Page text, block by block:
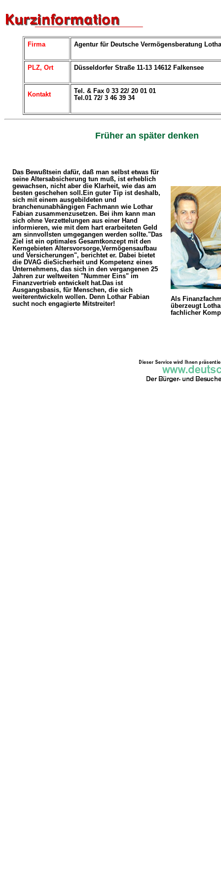
Firma Agentur für Deutsche Vermögensberatung
PLZ, Ort Düsseldorfer Straße 11-13 14612 Falkensee
Kontakt
Tel. & Fax 0 33 22/ 20 01 01
Tel.01 72/ 3 46 39 34
Früher an später denken
Das Bewußtsein dafür, daß man selbst etwas für
seine Altersabsicherung tun muß, ist erheblich
gewachsen, nicht aber die Klarheit, wie das am
besten geschehen soll.Ein guter Tip ist deshalb,
sich mit einem ausgebildeten und
branchenunabhängigen Fachmann wie Lothar
Fabian zusammenzusetzen. Bei ihm kann man
sich ohne Verzettelungen aus einer Hand
informieren, wie mit dem hart erarbeiteten Geld
am sinnvollsten umgegangen werden sollte."Das
Ziel ist ein optimales Gesamtkonzept mit den
Kerngebieten Altersvorsorge,Vermögensaufbau
und Versicherungen", berichtet er. Dabei bietet
die DVAG dieSicherheit und Kompetenz eines
Unternehmens, das sich in den vergangenen 25
Jahren zur weltweiten "Nummer Eins" im
Finanzvertrieb entwickelt hat.Das ist
Ausgangsbasis, für Menschen, die sich
weiterentwickeln wollen. Denn Lothar Fabian
sucht noch engagierte Mitstreiter!
Als
überzeugt
fachlicher